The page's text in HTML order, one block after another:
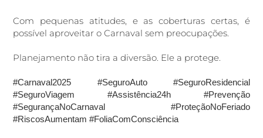
Com pequenas atitudes, e as coberturas certas, é
possível aproveitar o Carnaval sem preocupações.
Planejamento não tira a diversão. Ele a protege.
#Carnaval2025 #SeguroAuto
#SeguroResidencial
#SeguroViagem
#Assistência24h
#Prevenção
#SegurançaNoCarnaval
#ProteçãoNoFeriado
#RiscosAumentam #FoliaComConsciência